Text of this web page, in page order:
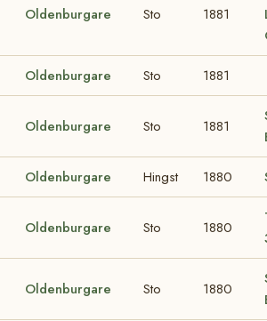
Oldenburgare Sto 1881
Oldenburgare Sto 1881
Oldenburgare Sto 1881
Oldenburgare Hingst 1880
Oldenburgare Sto 1880
Oldenburgare Sto 1880